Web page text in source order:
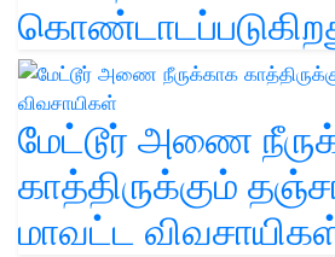
மேட்டூர் அணை
காத்திருக்கும்
மாவட்ட